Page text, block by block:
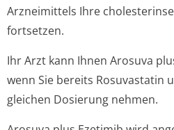
Arzneimittels Ihre
fortsetzen.
Ihr Arzt kann Ihnen Arosuva
wenn Sie bereits Rosuvastatin
gleichen Dosierung nehmen.